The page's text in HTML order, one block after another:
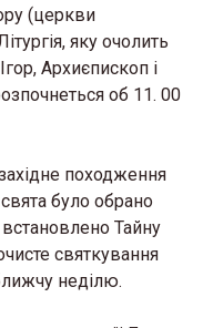
(церкви
яку очолить
Архиєпископ і
об 11. 00
походження
свята було обрано
Тайну
святкування
неділю.